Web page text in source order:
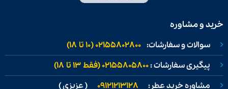
خرید و مشاوره
سوالات و سفارشات: 02155802800 (۱۰ تا ۱۸)
پیگیری سفارشات :02155805800 (فقط ۱۳ تا ۱۸)
مشاوره خرید عطر: 09121213128 ( عزیزی )